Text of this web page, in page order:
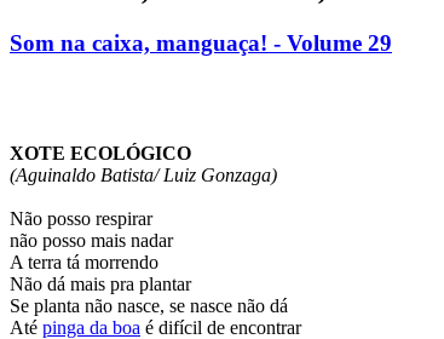
Som na caixa, manguaça! - Volume 29
XOTE ECOLÓGICO
(Aguinaldo Batista/ Luiz Gonzaga)
Não posso respirar
não posso mais nadar
A terra tá morrendo
Não dá mais pra plantar
Se planta não nasce, se nasce não dá
Até pinga da boa é difícil de encontrar